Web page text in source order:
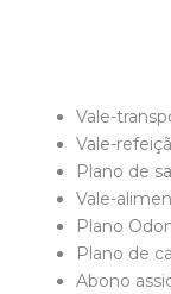
Vale-
Vale-
Plano de
Vale-
Plano
Plano de
Abono